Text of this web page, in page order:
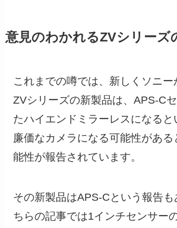
意見のわかれるZVシリーズ
これまでの噂では、新しくソニー
ZVシリーズの新製品は、APS-C
たハイエンドミラーレスになると
廉価なカメラになる可能性があ
能性が報告されています。
その新製品はAPS-Cという報告も
ちらの記事では1インチセンサー